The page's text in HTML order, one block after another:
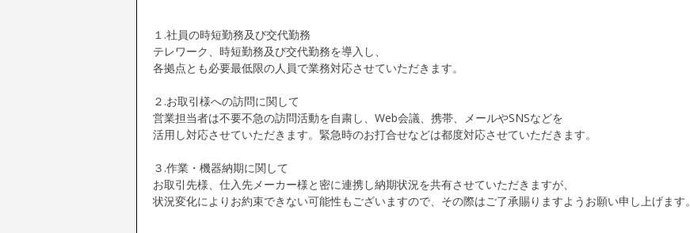
１.社員の時短勤務及び交代勤務
テレワーク、時短勤務及び交代勤務を導入し、
各拠点とも必要最低限の人員で業務対応させていただきます。
２.お取引様への訪問に関して
営業担当者は不要不急の訪問活動を自粛し、Web会議、携帯、メールやSNSなどを
活用し対応させていただきます。緊急時のお打合せなどは都度対応させていただきます。
３.作業・機器納期に関して
お取引先様、仕入先メーカー様と密に連携し納期状況を共有させていただきますが、
状況変化によりお約束できない可能性もございますので、その際はご了承賜りますようお願い申し上げます。